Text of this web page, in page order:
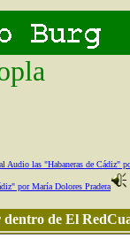
Audio las "Habaneras de Cádiz"
por María Dolores Pradera
dentro de El